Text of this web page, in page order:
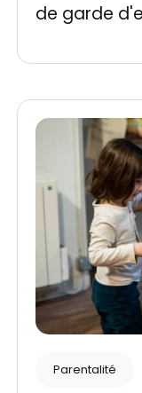
de garde
Parentalité